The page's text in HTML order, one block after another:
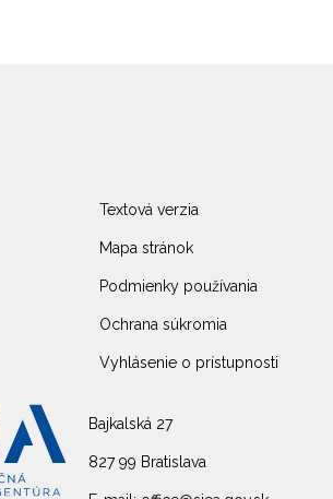
Bajkalská 27
827 99 Bratislava
Textová verzia
Mapa stránok
Podmienky používania
Ochrana súkromia
Vyhlásenie o prístupnosti